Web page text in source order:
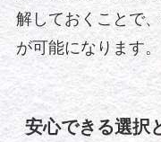
解しておくことで
が可能になります。
安心できる選択